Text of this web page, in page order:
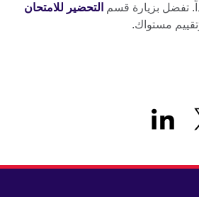
تفضل بزيارة قسم
التحضير للامتحان
مستواك.